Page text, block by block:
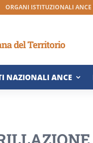
ORGANI ISTITUZIONALI ANCE
del Territorio
NAZIONALI ANCE